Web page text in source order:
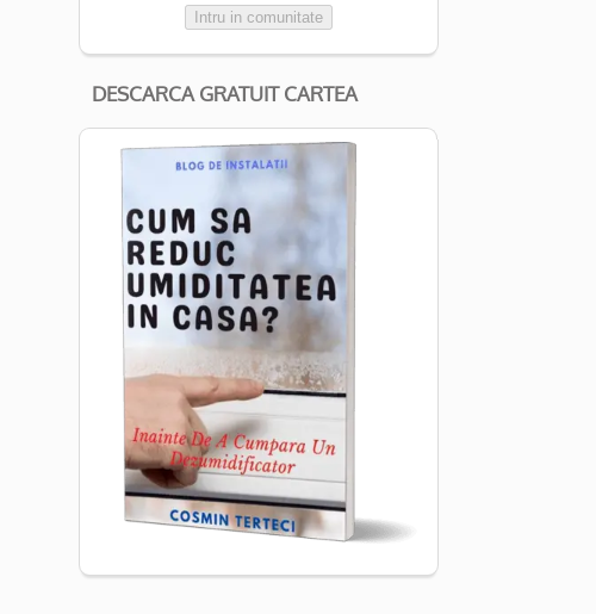
Intru in comunitate
DESCARCA GRATUIT CARTEA